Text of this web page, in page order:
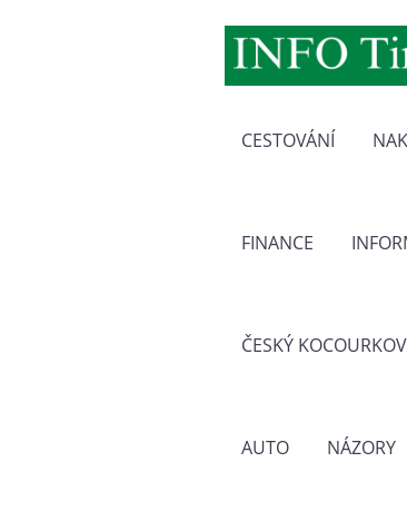
CESTOVÁNÍ
FINANCE
ČESKÝ KOCOURKOV
AUTO NÁZORY